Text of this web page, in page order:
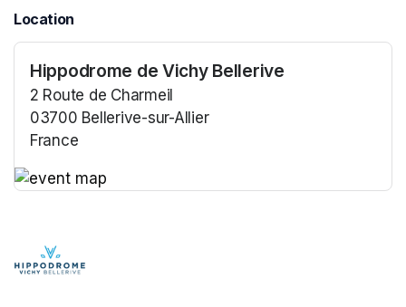
Location
Hippodrome de Vichy Bellerive
2 Route de Charmeil
03700 Bellerive-sur-Allier
France